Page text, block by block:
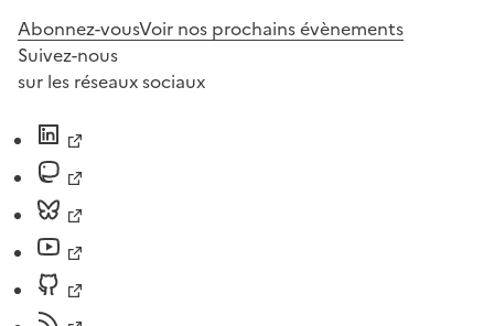
Abonnez-vousVoir nos prochains évènements
Suivez-nous
sur les réseaux sociaux